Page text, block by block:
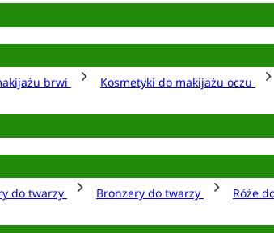
brwi Kosmetyki do makijażu oczu
do twarzy Bronzery do twarzy Róże